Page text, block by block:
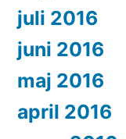
juli 2016
juni 2016
maj 2016
april 2016